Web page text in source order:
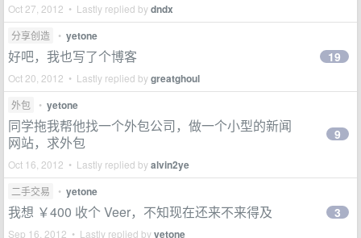
Oct 27, 2012 • Lastly replied bydndx
分享创造 • yetone
好吧，我也写了个博客
Oct 20, 2012 • Lastly replied bygreatghoul
19
外包 • yetone
同学拖我帮他找一个外包公司，做一个小型的新闻
网站，求外包
Oct 16, 2012 • Lastly replied byalvin2ye
9
二手交易 • yetone
我想 ￥400 收个 Veer，不知现在还来不来得及
Sep 16, 2012 • Lastly replied byyetone
3